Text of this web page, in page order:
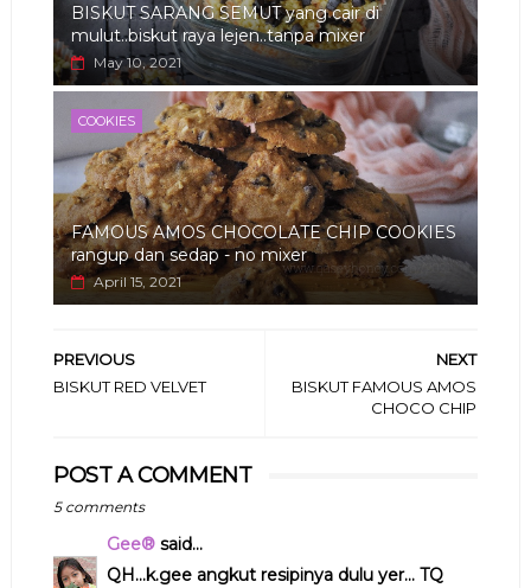
BISKUT SARANG SEMUT yang cair di
mulut..biskut raya lejen..tanpa mixer
May 10, 2021
COOKIES
FAMOUS AMOS CHOCOLATE CHIP COOKIES
rangup dan sedap - no mixer
April 15, 2021
NEXT
BISKUT FAMOUS AMOS
CHOCO CHIP
PREVIOUS
BISKUT RED VELVET
POST A COMMENT
5 comments
Gee®said...
QH...k.gee angkut resipinya dulu yer... TQ